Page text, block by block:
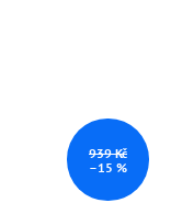
939 Kč
–15 %